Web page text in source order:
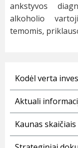
ankstyvos
alkoholio
temomis,
Kodėl verta
Aktuali
Kaunas skaičiais